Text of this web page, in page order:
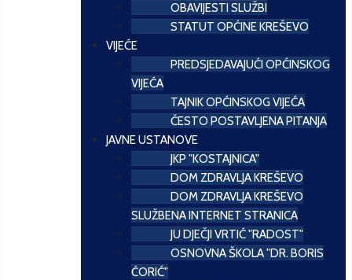
OBAVIJESTI SLUŽBI
STATUT OPĆINE KREŠEVO
VIJEĆE
PREDSJEDAVAJUĆI OPĆINSKOG
VIJEĆA
TAJNIK OPĆINSKOG VIJEĆA
ČESTO POSTAVLJENA PITANJA
JAVNE USTANOVE
JKP "KOSTAJNICA"
DOM ZDRAVLJA KREŠEVO
DOM ZDRAVLJA KREŠEVO
SLUŽBENA INTERNET STRANICA
JU DJEČJI VRTIĆ "RADOST"
OSNOVNA ŠKOLA "DR. BORIS
ĆORIĆ"